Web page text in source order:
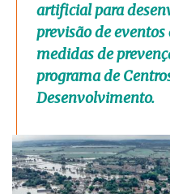
artificial para
previsão de
medidas de
programa de
Desenvolvimento.